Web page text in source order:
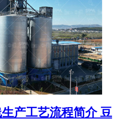
产工艺流程简介 豆